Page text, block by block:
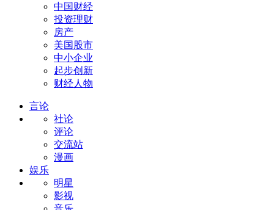
中国财经
投资理财
房产
美国股市
中小企业
起步创新
财经人物
言论
社论
评论
交流站
漫画
娱乐
明星
影视